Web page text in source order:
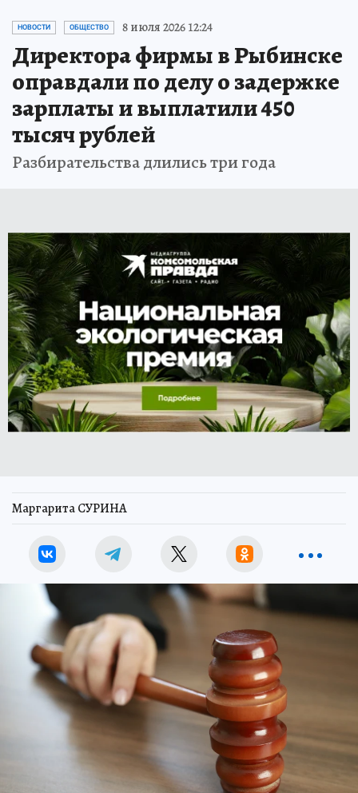
НОВОСТИ ОБЩЕСТВО 8 июля 2026 12:24
Директора фирмы в Рыбинске
оправдали по делу о задержке
зарплаты и выплатили 450
тысяч рублей
Разбирательства длились три года
Маргарита СУРИНА